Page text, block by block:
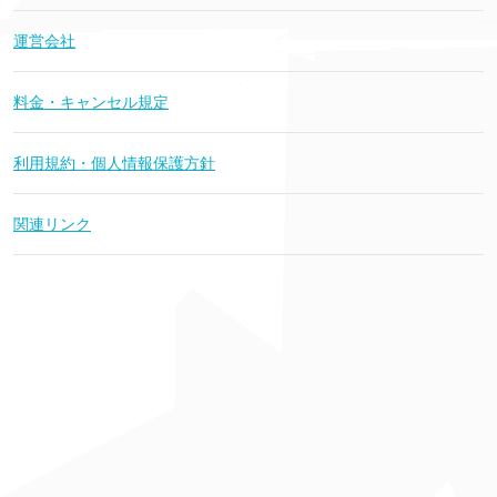
運営会社
料金・キャンセル規定
利用規約・個人情報保護方針
関連リンク